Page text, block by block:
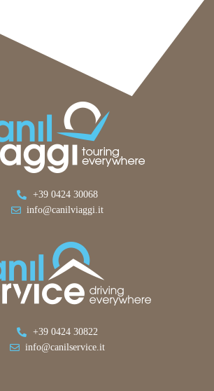
+39 0424 30068
info@canilviaggi.it
+39 0424 30822
info@canilservice.it